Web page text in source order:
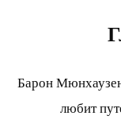
Барон
любит